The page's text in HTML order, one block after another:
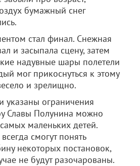
бумажный снег
стал финал. Снежная
и засыпала сцену, затем
надувные шары полетели
мог прикоснуться к этому
и зрелищно.
указаны ограничения
Славы Полунина можно
маленьких детей.
смогут понять
некоторых постановок,
не будут разочарованы.